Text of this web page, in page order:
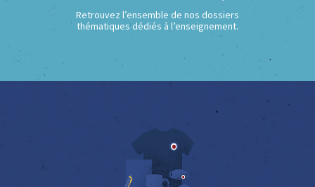
Retrouvez l’ensemble de nos dossiers
thématiques dédiés à l’enseignement.